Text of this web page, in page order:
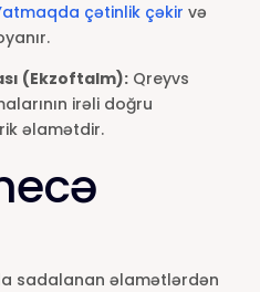
çətinlik çəkir və
(Ekzoftalm): Qreyvs
irəli doğru
əlamətdir.
sadalanan əlamətlərdən